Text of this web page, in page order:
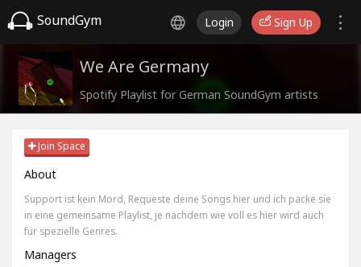
SoundGym Login Sign Up
We Are Germany
Spotify Playlist for German SoundGym artists
Join Space
About
Support ist kein Mord, Requeste deine Songs hier und ich packe sie
in eine gemeinsame Playlist, je nachdem wie voll es hier wird auch
für spezielle Genres.
Managers